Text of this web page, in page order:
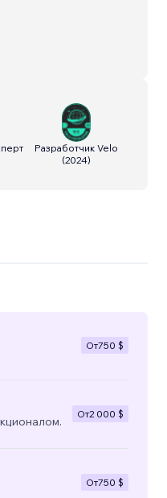
Разработчик Velo
(2024)
От750 $
От2 000 $
От750 $